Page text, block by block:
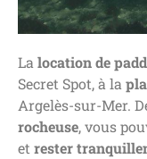
La location de
Secret Spot, à la
Argelès-sur-Mer.
rocheuse, vous
et rester